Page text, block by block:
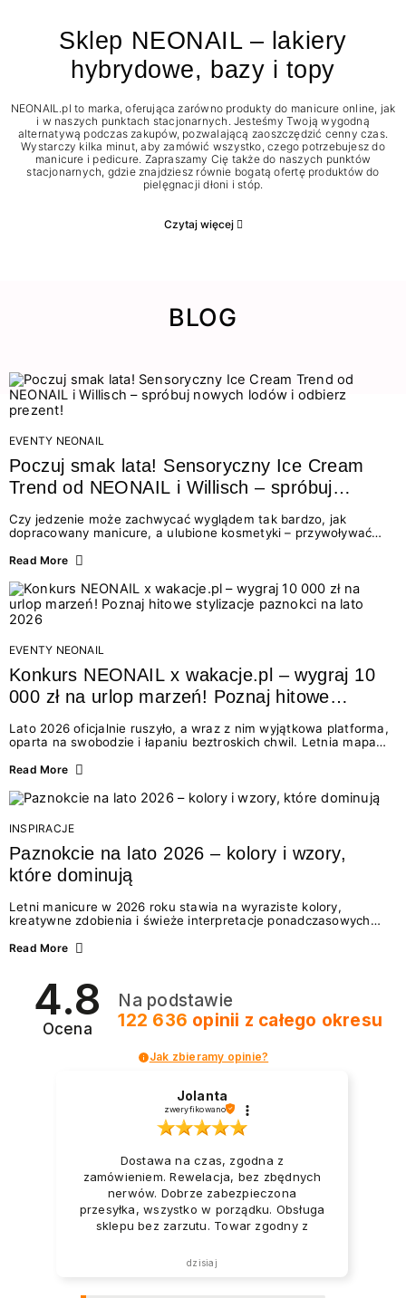
Sklep NEONAIL – lakiery
hybrydowe, bazy i topy
NEONAIL.pl to marka, oferująca zarówno produkty do manicure online, jak
i w naszych punktach stacjonarnych. Jesteśmy Twoją wygodną
alternatywą podczas zakupów, pozwalającą zaoszczędzić cenny czas.
Wystarczy kilka minut, aby zamówić wszystko, czego potrzebujesz do
manicure i pedicure. Zapraszamy Cię także do naszych punktów
stacjonarnych, gdzie znajdziesz równie bogatą ofertę produktów do
pielęgnacji dłoni i stóp.
Czytaj więcej
BLOG
EVENTY NEONAIL
Poczuj smak lata! Sensoryczny Ice Cream
Trend od NEONAIL i Willisch – spróbuj
nowych lodów i odbierz prezent!
Czy jedzenie może zachwycać wyglądem tak bardzo, jak
dopracowany manicure, a ulubione kosmetyki – przywoływać
świata beauty i oszałamiających deserów to coś więcej niż
zmysłami: przez soczysty kolor, aksamitną teksturę,
orzeźwiający zapach i słodki akcent na podniebieniu. Tego lata
NEONAIL łączy siły z marką Willisch, tworząc unikalny projekt
na styku jedzenia i piękna....
Read More
EVENTY NEONAIL
Konkurs NEONAIL x wakacje.pl – wygraj 10
000 zł na urlop marzeń! Poznaj hitowe
Lato 2026 oficjalnie ruszyło, a wraz z nim wyjątkowa platforma,
oparta na swobodzie i łapaniu beztroskich chwil. Letnia mapa
doświadczenia wakacji – od spontanicznych wyjazdów, przez
Motywem przewodnim jest eksplorowanie i kolekcjonowanie
letnich momentów. Z tej okazji przygotowaliśmy coś absolutnie
wyjątkowego: wielki konkurs z wakacje.pl oraz dawkę
najgorętszych trendów w...
Read More
INSPIRACJE
Paznokcie na lato 2026 – kolory i wzory,
które dominują
Letni manicure w 2026 roku stawia na wyraziste kolory,
kreatywne zdobienia i świeże interpretacje ponadczasowych
zarówno energetycznych odcieni inspirowanych wakacjami, jak
2026? Znajdź inspirację dla swojego manicure!
Read More
4.8
Ocena
Na podstawie
122 636 opinii z całego okresu
Jak zbieramy opinie?
Jolanta
zweryfikowano
Dostawa na czas, zgodna z
zamówieniem. Rewelacja, bez zbędnych
nerwów. Dobrze zabezpieczona
przesyłka, wszystko w porządku. Obsługa
sklepu bez zarzutu. Towar zgodny z
została zrealizowana ekspresowo.
dzisiaj